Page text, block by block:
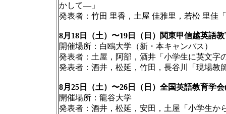
かして―」
発表者：竹田 里香，土屋 佳雅里，若松 里佳
8月18日（土）〜19日（日）関東甲信越英語
開催場所：白鴎大学（新・本キャンパス）
発表者：土屋，阿部，酒井「小学生に英文字
発表者：酒井，松延，竹田，長谷川「現場教
8月25日（土）〜26日（日）全国英語教育学
開催場所：龍谷大学
発表者：酒井，松延，安田，土屋「小学生か